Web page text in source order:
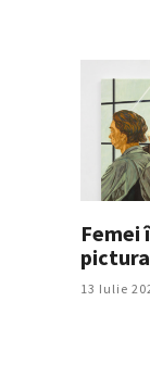
Femei
13 Iulie